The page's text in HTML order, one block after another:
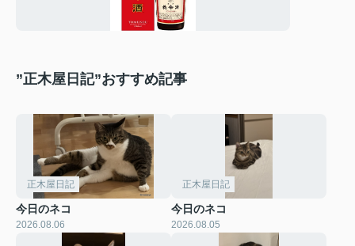
”正木屋日記”おすすめ記事
正木屋日記
今日のネコ
2026.08.06
正木屋日記
今日のネコ
2026.08.05